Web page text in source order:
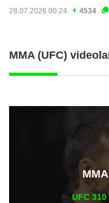
28.07.2026 00:24 4534
MMA (UFC)
ММА
UFC